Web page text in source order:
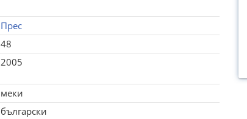
Прес
48
2005
меки
български